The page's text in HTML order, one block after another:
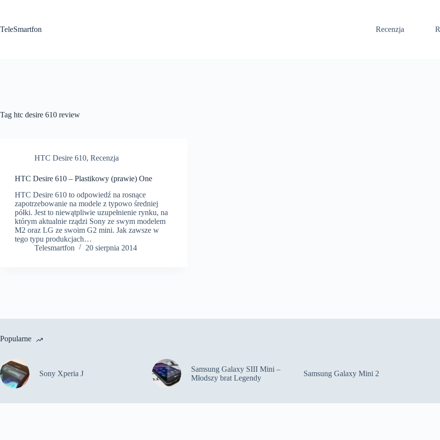
TeleSmartfon
Recenzja
Tag htc desire 610 review
HTC Desire 610, Recenzja
HTC Desire 610 – Plastikowy (prawie) One
HTC Desire 610 to odpowiedź na rosnące
zapotrzebowanie na modele z typowo średniej
półki. Jest to niewątpliwie uzupełnienie rynku, na
którym aktualnie rządzi Sony ze swym modelem
M2 oraz LG ze swoim G2 mini. Jak zawsze w
tego typu produkcjach…
Telesmartfon
20 sierpnia 2014
Popularne
Sony Xperia J
Samsung Galaxy SIII Mini –
Młodszy brat Legendy
Samsung Galaxy Mini 2